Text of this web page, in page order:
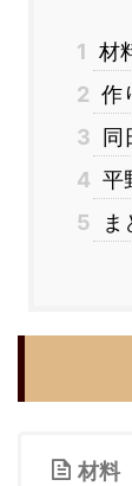
1 材
2 作
3 同
4 平
5
ま
材料